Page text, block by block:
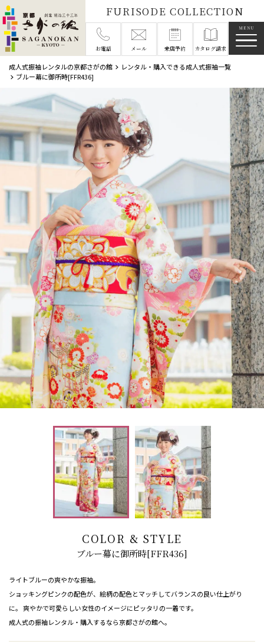
FURISODE COLLECTION
お電話 メール 来店予約 カタログ請求
成人式振袖レンタルの京都さがの館
レンタル・購入できる成人式振袖一覧
ブルー幕に御所時[FFR436]
COLOR & STYLE
ブルー幕に御所時[FFR436]
ライトブルーの爽やかな振袖。
ショッキングピンクの配色が、絵柄の配色とマッチしてバランスの良い仕上がり
に。 爽やかで可愛らしい女性のイメージにピッタリの一着です。
成人式の振袖レンタル・購入するなら京都さがの館へ。
メニ